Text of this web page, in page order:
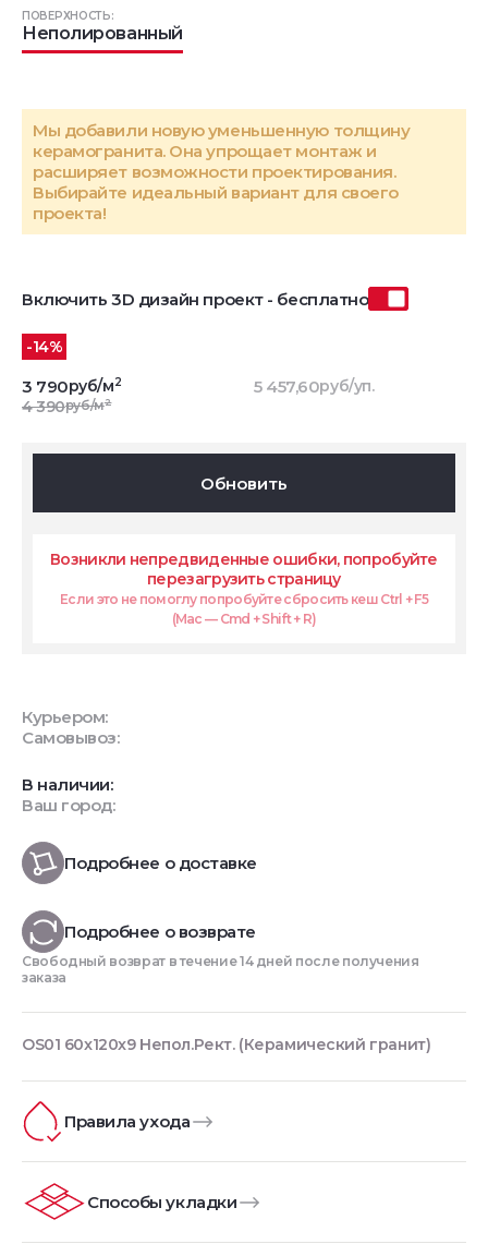
ПОВЕРХНОСТЬ:
Неполированный
Мы добавили новую уменьшенную толщину
керамогранита. Она упрощает монтаж и
расширяет возможности проектирования.
Выбирайте идеальный вариант для своего
проекта!
Включить 3D дизайн проект - бесплатно
-14%
3 790руб/м2
4 390руб/м2
5 457,60руб/уп.
Обновить
Возникли непредвиденные ошибки, попробуйте
перезагрузить страницу
Если это не помоглу попробуйте сбросить кеш Ctrl + F5
(Mac — Cmd + Shift + R)
Курьером:
Самовывоз:
В наличии:
Ваш город:
Подробнее о доставке
Подробнее о возврате
Свободный возврат в течение 14 дней после получения
заказа
OS01 60x120x9 Непол.Рект. (Керамический гранит)
Правила ухода
Способы укладки